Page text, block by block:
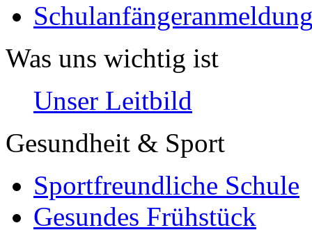
Was uns wichtig ist
Unser Leitbild
Gesundheit & Sport
Sportfreundliche Schule
Gesundes Frühstück